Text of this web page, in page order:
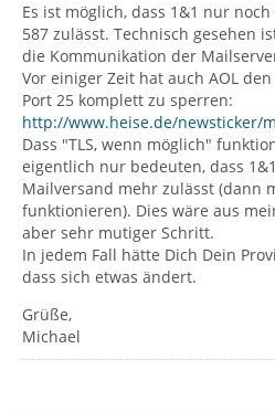
Es ist möglich, dass 1&1 nur
587 zulässt. Technisch gesehen
die Kommunikation der
Vor einiger Zeit hat auch AOL
Port 25 komplett zu sperren:
http://www.heise.de/newsticker/
Dass "TLS, wenn möglich"
eigentlich nur bedeuten, dass
Mailversand mehr zulässt (dann
funktionieren). Dies wäre aus
aber sehr mutiger Schritt.
In jedem Fall hätte Dich Dein
dass sich etwas ändert.
Grüße,
Michael